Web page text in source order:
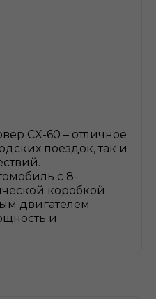
CX-60 – отличное
поездок, так и
с 8-
коробкой
двигателем
и